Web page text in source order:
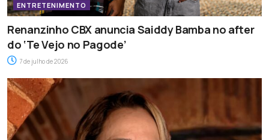
ENTRETENIMENTO
Renanzinho CBX anuncia Saiddy Bamba no after
do ‘Te Vejo no Pagode’
7 de julho de 2026